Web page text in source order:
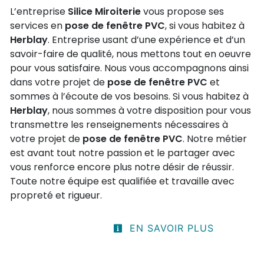
L’entreprise Silice Miroiterievous propose ses
services en pose de fenêtre PVC, si vous habitez à
Herblay. Entreprise usant d’une expérience et d’un
savoir-faire de qualité, nous mettons tout en oeuvre
pour vous satisfaire. Nous vous accompagnons ainsi
dans votre projet de pose de fenêtre PVC et
sommes à l’écoute de vos besoins. Si vous habitez à
Herblay, nous sommes à votre disposition pour vous
transmettre les renseignements nécessaires à
votre projet de pose de fenêtre PVC. Notre métier
est avant tout notre passion et le partager avec
vous renforce encore plus notre désir de réussir.
Toute notre équipe est qualifiée et travaille avec
propreté et rigueur.
EN SAVOIR PLUS